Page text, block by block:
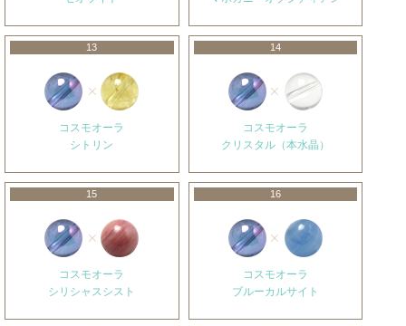
13
コスモオーラ
シトリン
14
コスモオーラ
クリスタル（本水晶）
15
コスモオーラ
シリシャスシスト
16
コスモオーラ
ブルーカルサイト